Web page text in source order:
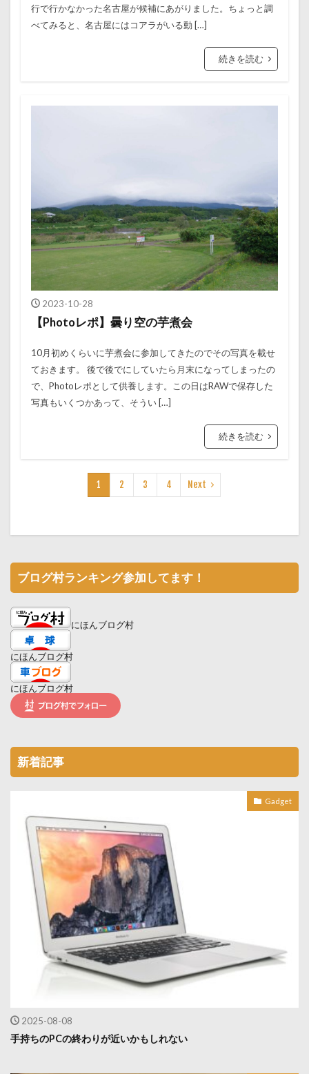
行で行かなかった名古屋が候補にあがりました。ちょっと調
べてみると、名古屋にはコアラがいる動 […]
続きを読む
2023-10-28
【Photoレポ】曇り空の芋煮会
10月初めくらいに芋煮会に参加してきたのでその写真を載せ
ておきます。 後で後でにしていたら月末になってしまったの
で、Photoレポとして供養します。この日はRAWで保存した
写真もいくつかあって、そうい […]
続きを読む
1 2 3 4 Next
ブログ村ランキング参加してます！
にほんブログ村
にほんブログ村
にほんブログ村
新着記事
Gadget
2025-08-08
手持ちのPCの終わりが近いかもしれない